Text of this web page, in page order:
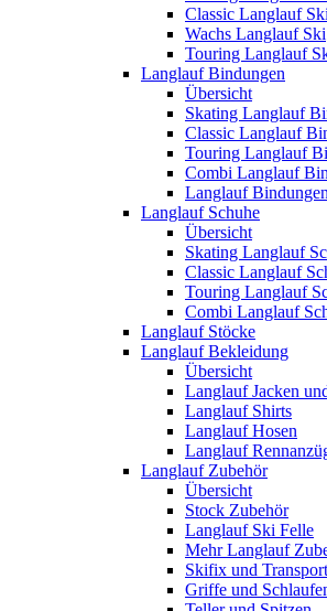
Classic Langlauf Ski
Wachs Langlauf Ski
Touring Langlauf
Langlauf Bindungen
Übersicht
Skating Langlauf
Classic Langlauf
Touring Langlauf
Combi Langlauf
Langlauf
Langlauf Schuhe
Übersicht
Skating Langlauf
Classic Langlauf
Touring Langlauf
Combi Langlauf
Langlauf Stöcke
Langlauf Bekleidung
Übersicht
Langlauf Jacken
Langlauf Shirts
Langlauf Hosen
Langlauf
Langlauf Zubehör
Übersicht
Stock Zubehör
Langlauf Ski Felle
Mehr Langlauf
Skifix und
Griffe und